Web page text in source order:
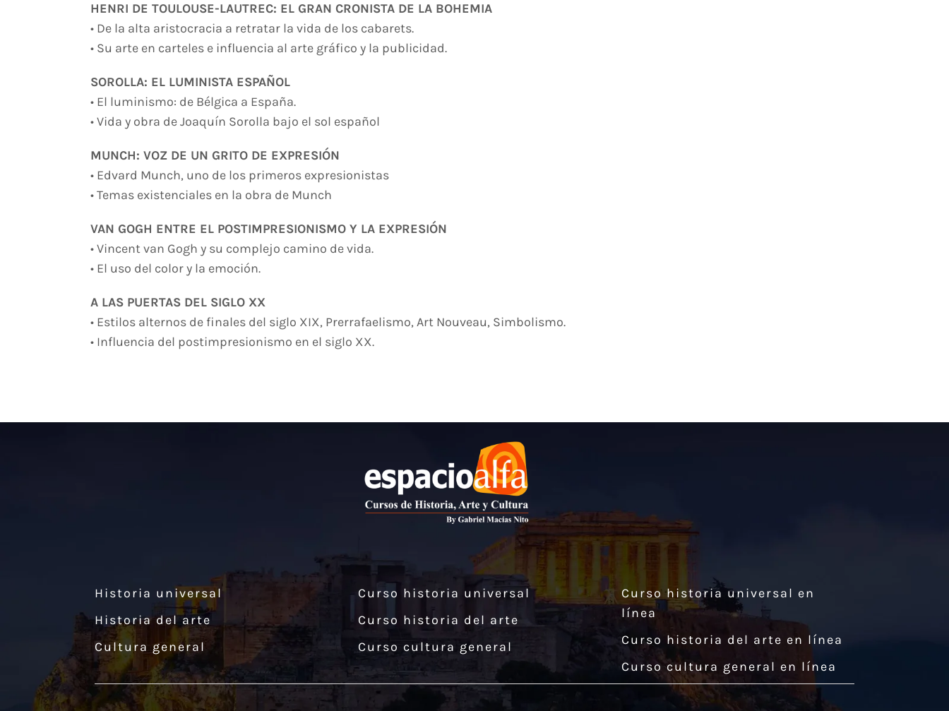
HENRI DE TOULOUSE-LAUTREC: EL GRAN CRONISTA DE LA BOHEMIA
• De la alta aristocracia a retratar la vida de los cabarets.
• Su arte en carteles e influencia al arte gráfico y la publicidad.
SOROLLA: EL LUMINISTA ESPAÑOL
• El luminismo: de Bélgica a España.
• Vida y obra de Joaquín Sorolla bajo el sol español
MUNCH: VOZ DE UN GRITO DE EXPRESIÓN
• Edvard Munch, uno de los primeros expresionistas
• Temas existenciales en la obra de Munch
VAN GOGH ENTRE EL POSTIMPRESIONISMO Y LA EXPRESIÓN
•⁠ ⁠Vincent van Gogh y su complejo camino de vida.
•⁠ ⁠El uso del color y la emoción.
A LAS PUERTAS DEL SIGLO XX
•⁠ ⁠Estilos alternos de finales del siglo XIX, Prerrafaelismo, Art Nouveau, Simbolismo.
•⁠ ⁠Influencia del postimpresionismo en el siglo XX.
Historia universal
Historia del arte
Cultura general
Curso historia universal
Curso historia del arte
Curso cultura general
Curso historia universal en
línea
Curso historia del arte en línea
Curso cultura general en línea